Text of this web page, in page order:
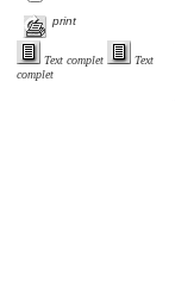
print
Text complet
Text
complet